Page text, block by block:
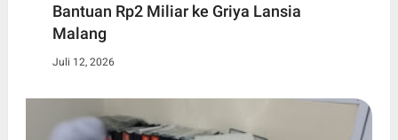
Bantuan Rp2 Miliar ke Griya Lansia
Malang
Juli 12, 2026